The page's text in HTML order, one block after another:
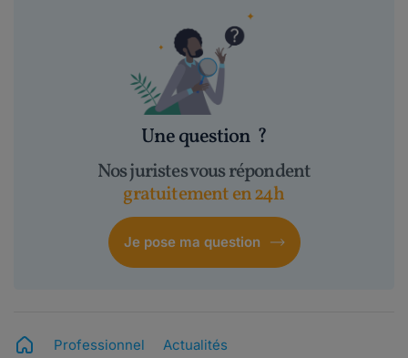
Une question ?
Nos juristes vous répondent
gratuitement en 24h
Je pose ma question
Professionnel
Actualités